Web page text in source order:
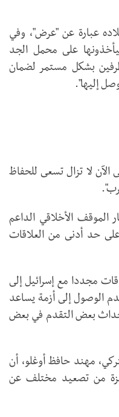
عبارة عن "عرض"، وفي
على محمل الجد
بشكل مستمر لضمان
إليها".
لا تزال تسعى للحفاظ
الموقف الأخلاقي الداعم
حد أدنى من العلاقات
مجددا مع إسرائيل إلى
الوصول إلى أزمة يساعد
بعض التقدم في بعض
مهند حافظ أوغلو، أن
من تصعيد مختلف عن